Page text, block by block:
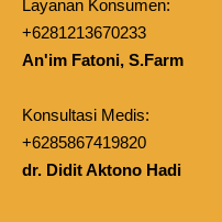
Layanan Konsumen:
+6281213670233
An'im Fatoni, S.Farm
Konsultasi Medis:
+6285867419820
dr. Didit Aktono Hadi